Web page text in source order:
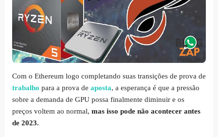
Com o Ethereum logo completando suas transições de prova de
trabalho para a prova de aposta, a esperança é que a pressão
sobre a demanda de GPU possa finalmente diminuir e os
preços voltem ao normal, mas isso pode não acontecer antes
de 2023.